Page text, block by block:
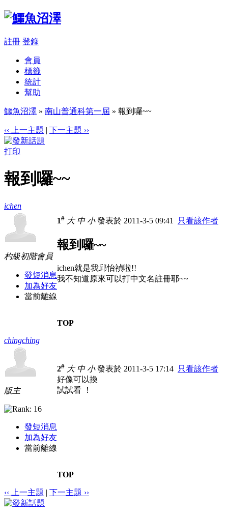
註冊 登錄
會員
標籤
統計
幫助
鱷魚沼澤 » 南山普通科第一屆 » 報到囉~~
‹‹ 上一主題 | 下一主題 ››
打印
報到囉~~
ichen
杓級初階會員
發短消息
加為好友
當前離線
1# 大 中 小發表於 2011-3-5 09:41 只看該作者
報到囉~~
ichen就是我邱怡禎啦!!
我不知道原來可以打中文名註冊耶~~
TOP
chingching
版主
發短消息
加為好友
當前離線
2# 大 中 小發表於 2011-3-5 17:14 只看該作者
好像可以換
試試看 ！
TOP
‹‹ 上一主題 | 下一主題 ››